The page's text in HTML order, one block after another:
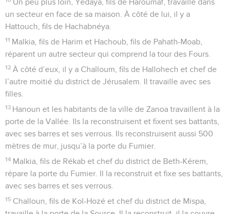
Un peu plus loin, Yedaya, fils de Haroumaf, travaille dans
un secteur en face de sa maison. À côté de lui, il y a
Hattouch, fils de Hachabnéya.
11 Malkia, fils de Harim et Hachoub, fils de Pahath-Moab,
réparent un autre secteur qui comprend la tour des Fours.
12 À côté d’eux, il y a Challoum, fils de Hallohech et chef de
l’autre moitié du district de Jérusalem. Il travaille avec ses
filles.
13 Hanoun et les habitants de la ville de Zanoa travaillent à la
porte de la Vallée. Ils la reconstruisent et fixent ses battants,
avec ses barres et ses verrous. Ils reconstruisent aussi 500
mètres de mur, jusqu’à la porte du Fumier.
14 Malkia, fils de Rékab et chef du district de Beth-Kérem,
répare la porte du Fumier. Il la reconstruit et fixe ses battants,
avec ses barres et ses verrous.
15 Challoun, fils de Kol-Hozé et chef du district de Mispa,